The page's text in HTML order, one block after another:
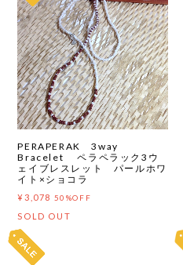
PERAPERAK 3way
Bracelet ペラペラック3ウ
ェイブレスレット パールホワ
イト×ショコラ
¥3,078 50%OFF
SOLD OUT